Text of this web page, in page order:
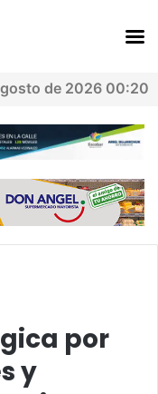
de 2026 00:20
por
y